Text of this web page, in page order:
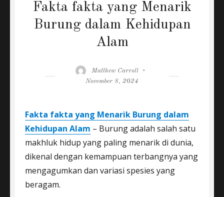
Fakta fakta yang Menarik
Burung dalam Kehidupan
Alam
Author
Matthew Carroll
November 8, 2024
Fakta fakta yang Menarik Burung dalam
Kehidupan Alam – Burung adalah salah satu
makhluk hidup yang paling menarik di dunia,
dikenal dengan kemampuan terbangnya yang
mengagumkan dan variasi spesies yang
beragam.